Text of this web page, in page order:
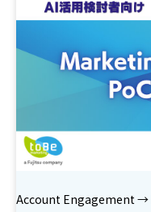
Account Engagement →